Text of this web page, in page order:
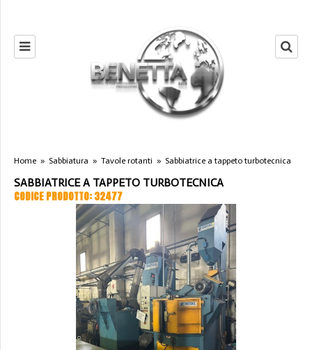
Home » Sabbiatura » Tavole rotanti » Sabbiatrice a tappeto turbotecnica
SABBIATRICE A TAPPETO TURBOTECNICA
CODICE PRODOTTO: 32477